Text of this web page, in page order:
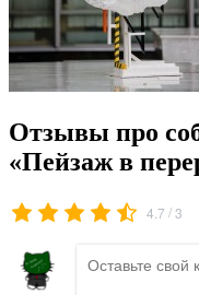
Отзывы про
«Пейзаж в
4.7 /3